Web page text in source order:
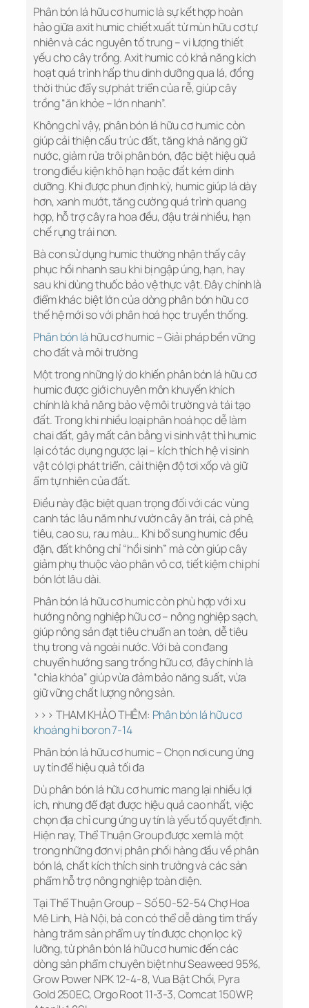
Phân bón lá hữu cơ humic là sự kết hợp hoàn
hảo giữa axit humic chiết xuất từ mùn hữu cơ tự
nhiên và các nguyên tố trung – vi lượng thiết
yếu cho cây trồng. Axit humic có khả năng kích
hoạt quá trình hấp thu dinh dưỡng qua lá, đồng
thời thúc đẩy sự phát triển của rễ, giúp cây
trồng “ăn khỏe – lớn nhanh”.
Không chỉ vậy, phân bón lá hữu cơ humic còn
giúp cải thiện cấu trúc đất, tăng khả năng giữ
nước, giảm rửa trôi phân bón, đặc biệt hiệu quả
trong điều kiện khô hạn hoặc đất kém dinh
dưỡng. Khi được phun định kỳ, humic giúp lá dày
hơn, xanh mướt, tăng cường quá trình quang
hợp, hỗ trợ cây ra hoa đều, đậu trái nhiều, hạn
chế rụng trái non.
Bà con sử dụng humic thường nhận thấy cây
phục hồi nhanh sau khi bị ngập úng, hạn, hay
sau khi dùng thuốc bảo vệ thực vật. Đây chính là
điểm khác biệt lớn của dòng phân bón hữu cơ
thế hệ mới so với phân hoá học truyền thống.
Phân bón lá hữu cơ humic – Giải pháp bền vững
cho đất và môi trường
Một trong những lý do khiến phân bón lá hữu cơ
humic được giới chuyên môn khuyến khích
chính là khả năng bảo vệ môi trường và tái tạo
đất. Trong khi nhiều loại phân hoá học dễ làm
chai đất, gây mất cân bằng vi sinh vật thì humic
lại có tác dụng ngược lại – kích thích hệ vi sinh
vật có lợi phát triển, cải thiện độ tơi xốp và giữ
ẩm tự nhiên của đất.
Điều này đặc biệt quan trọng đối với các vùng
canh tác lâu năm như vườn cây ăn trái, cà phê,
tiêu, cao su, rau màu… Khi bổ sung humic đều
đặn, đất không chỉ “hồi sinh” mà còn giúp cây
giảm phụ thuộc vào phân vô cơ, tiết kiệm chi phí
bón lót lâu dài.
Phân bón lá hữu cơ humic còn phù hợp với xu
hướng nông nghiệp hữu cơ – nông nghiệp sạch,
giúp nông sản đạt tiêu chuẩn an toàn, dễ tiêu
thụ trong và ngoài nước. Với bà con đang
chuyển hướng sang trồng hữu cơ, đây chính là
“chìa khóa” giúp vừa đảm bảo năng suất, vừa
giữ vững chất lượng nông sản.
>>> THAM KHẢO THÊM: Phân bón lá hữu cơ
khoáng hi boron 7-14
Phân bón lá hữu cơ humic – Chọn nơi cung ứng
uy tín để hiệu quả tối đa
Dù phân bón lá hữu cơ humic mang lại nhiều lợi
ích, nhưng để đạt được hiệu quả cao nhất, việc
chọn địa chỉ cung ứng uy tín là yếu tố quyết định.
Hiện nay, Thể Thuận Group được xem là một
trong những đơn vị phân phối hàng đầu về phân
bón lá, chất kích thích sinh trưởng và các sản
phẩm hỗ trợ nông nghiệp toàn diện.
Tại Thể Thuận Group – Số 50-52-54 Chợ Hoa
Mê Linh, Hà Nội, bà con có thể dễ dàng tìm thấy
hàng trăm sản phẩm uy tín được chọn lọc kỹ
lưỡng, từ phân bón lá hữu cơ humic đến các
dòng sản phẩm chuyên biệt như Seaweed 95%,
Grow Power NPK 12-4-8, Vua Bật Chồi, Pyra
Gold 250EC, Orgo Root 11-3-3, Comcat 150WP,